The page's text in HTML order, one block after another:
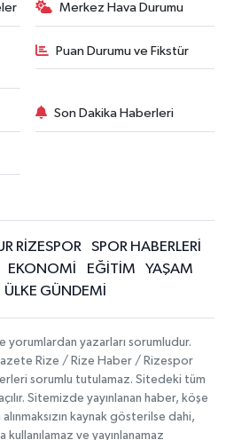
Merkez Hava Durumu
Puan Durumu ve Fikstür
Son Dakika Haberleri
RİZESPOR
SPOR HABERLERİ
EKONOMİ EĞİTİM
YAŞAM
ÜLKE GÜNDEMİ
yorumlardan yazarları sorumludur.
Rize / Rize Haber / Rizespor
sorumlu tutulamaz. Sitedeki tüm
Sitemizde yayınlanan haber, köşe
kaynak gösterilse dahi,
ve yayınlanamaz